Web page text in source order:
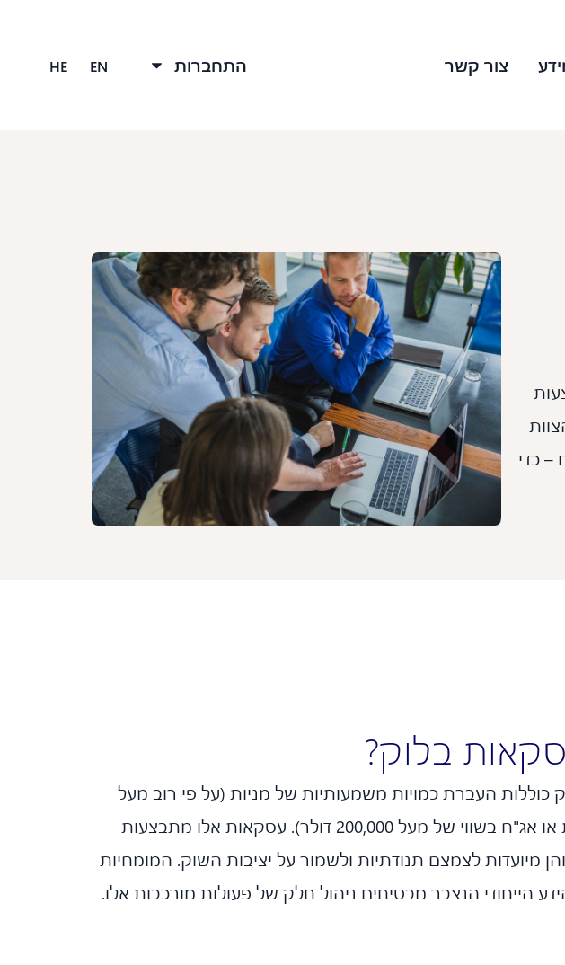
צור קשר התחברות EN
HE
– כדי
בלוק?
כוללות העברת כמויות משמעותיות של מניות (על פי רוב מעל
10,000 מניות או אג"ח בשווי של מעל 200,000 דולר). עסקאות אלו מתבצעות
מיועדות לצמצם תנודתיות ולשמור על יציבות השוק. המומחיות
הייחודי הנצבר מבטיחים ניהול חלק של פעולות מורכבות אלו.